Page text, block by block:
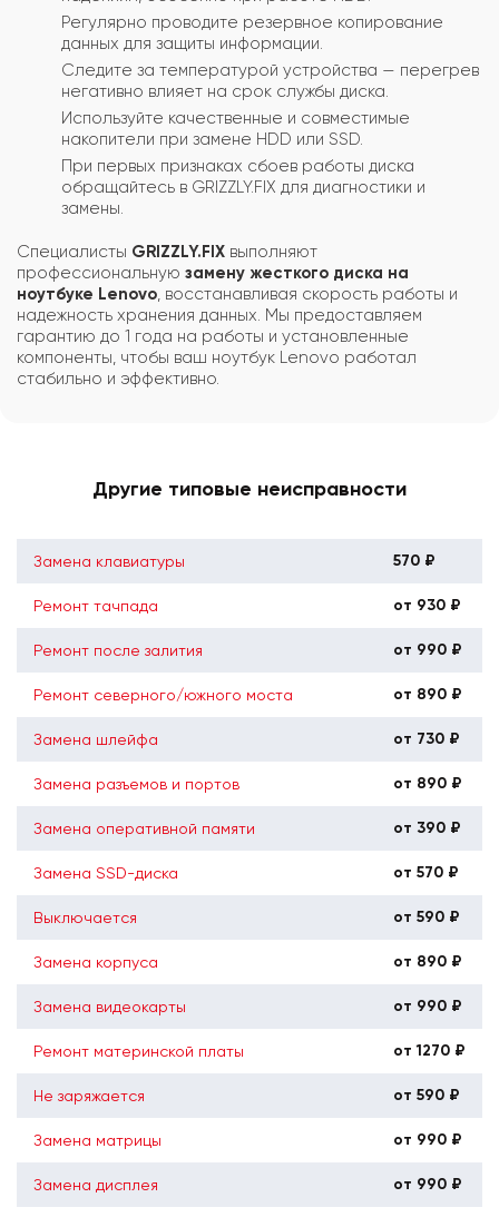
Регулярно проводите резервное копирование
данных для защиты информации.
Следите за температурой устройства — перегрев
негативно влияет на срок службы диска.
Используйте качественные и совместимые
накопители при замене HDD или SSD.
При первых признаках сбоев работы диска
обращайтесь в GRIZZLY.FIX для диагностики и
замены.
Специалисты GRIZZLY.FIX выполняют
профессиональную замену жесткого диска на
ноутбуке Lenovo , восстанавливая скорость работы и
надежность хранения данных. Мы предоставляем
гарантию до 1 года на работы и установленные
компоненты, чтобы ваш ноутбук Lenovo работал
стабильно и эффективно.
Другие типовые неисправности
Замена клавиатуры 570 ₽
Ремонт тачпада от 930 ₽
Ремонт после залития от 990 ₽
Ремонт северного/южного моста от 890 ₽
Замена шлейфа от 730 ₽
Замена разъемов и портов от 890 ₽
Замена оперативной памяти от 390 ₽
Замена SSD-диска от 570 ₽
Выключается от 590 ₽
Замена корпуса от 890 ₽
Замена видеокарты от 990 ₽
Ремонт материнской платы от 1270 ₽
Не заряжается от 590 ₽
Замена матрицы от 990 ₽
Замена дисплея от 990 ₽